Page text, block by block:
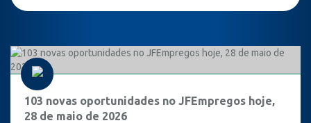
103 novas oportunidades no JFEmpregos hoje,
28 de maio de 2026